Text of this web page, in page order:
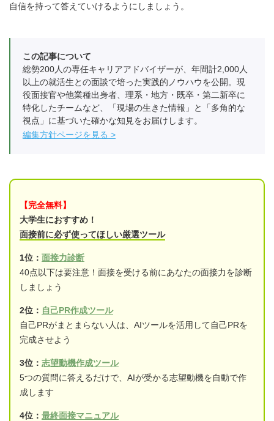
自信を持って答えていけるようにしましょう。
この記事について
総勢200人の専任キャリアアドバイザーが、年間計2,000人
以上の就活生との面談で培った実践的ノウハウを公開。現
役面接官や他業種出身者、理系・地方・既卒・第二新卒に
特化したチームなど、「現場の生きた情報」と「多角的な
視点」に基づいた確かな知見をお届けします。
編集方針ページを見る
【完全無料】
大学生におすすめ！
面接前に必ず使ってほしい厳選ツール
1位： 面接力診断
40点以下は要注意！面接を受ける前にあなたの面接力を診断
しましょう
2位： 自己PR作成ツール
自己PRがまとまらない人は、AIツールを活用して自己PRを
完成させよう
3位： 志望動機作成ツール
5つの質問に答えるだけで、AIが受かる志望動機を自動で作
成します
4位： 最終面接マニュアル